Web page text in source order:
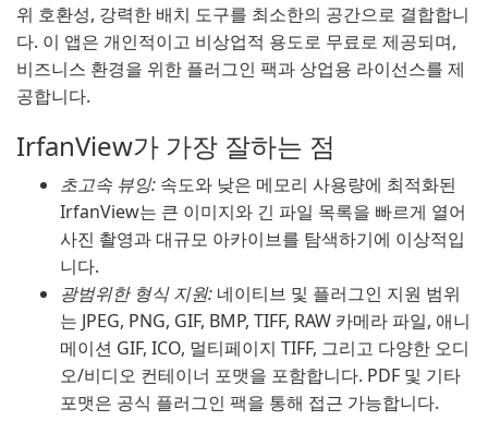
위 호환성, 강력한 배치 도구를 최소한의 공간으로 결합합니
다. 이 앱은 개인적이고 비상업적 용도로 무료로 제공되며,
비즈니스 환경을 위한 플러그인 팩과 상업용 라이선스를 제
공합니다.
IrfanView가 가장 잘하는 점
초고속 뷰잉: 속도와 낮은 메모리 사용량에 최적화된
IrfanView는 큰 이미지와 긴 파일 목록을 빠르게 열어
사진 촬영과 대규모 아카이브를 탐색하기에 이상적입
니다.
광범위한 형식 지원: 네이티브 및 플러그인 지원 범위
는 JPEG, PNG, GIF, BMP, TIFF, RAW 카메라 파일, 애니
메이션 GIF, ICO, 멀티페이지 TIFF, 그리고 다양한 오디
오/비디오 컨테이너 포맷을 포함합니다. PDF 및 기타
포맷은 공식 플러그인 팩을 통해 접근 가능합니다.